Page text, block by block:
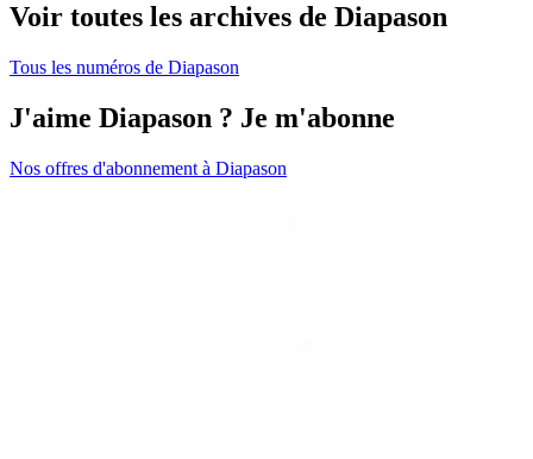
Voir toutes les archives de Diapason
Tous les numéros de Diapason
J'aime Diapason ? Je m'abonne
Nos offres d'abonnement à Diapason